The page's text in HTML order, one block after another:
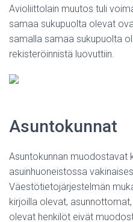
Avioliittolain muutos tuli
samaa sukupuolta olevat
samalla samaa sukupuolta
rekisteröinnistä luovuttiin.
Asuntokunnat
Asuntokunnan muodostavat
asuinhuoneistossa
Väestötietojärjestelmän
kirjoilla olevat,
olevat henkilöt eivät